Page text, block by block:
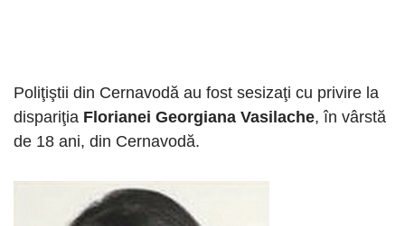
Poliţiştii din Cernavodă au fost sesizaţi cu privire la
dispariţia Florianei Georgiana Vasilache, în vârstă
de 18 ani, din Cernavodă.